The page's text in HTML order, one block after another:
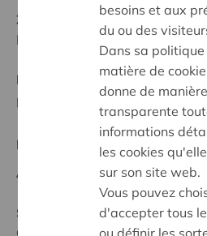
Ziel:
Une société solidaire et
barrières
Programm:
Offrir à tous les
participer à part entière, égale
Regionales Projekt
Anfangsdatum:13/10/2025
Stand :
In treatment
besoins et aux
du ou des
Dans sa politique
matière de
donne de manière
transparente
informations
les cookies
sur son site web.
Vous pouvez
d'accepter tous